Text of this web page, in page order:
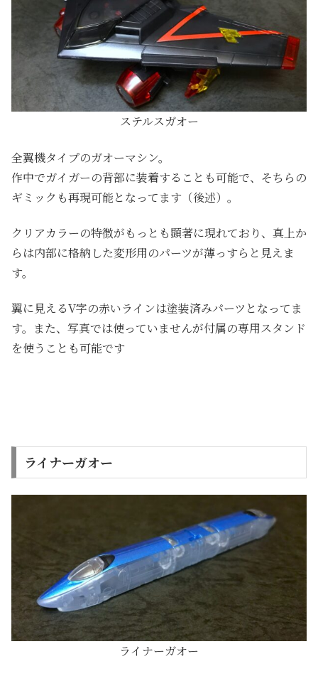
ステルスガオー
全翼機タイプのガオーマシン。
作中でガイガーの背部に装着することも可能で、そちらの
ギミックも再現可能となってます（後述）。
クリアカラーの特徴がもっとも顕著に現れており、真上か
らは内部に格納した変形用のパーツが薄っすらと見えま
す。
翼に見えるV字の赤いラインは塗装済みパーツとなってま
す。また、写真では使っていませんが付属の専用スタンド
を使うことも可能です
ライナーガオー
ライナーガオー